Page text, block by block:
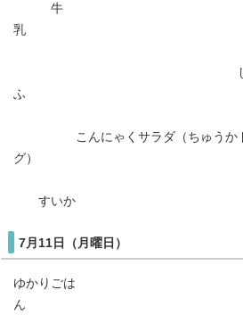
牛
しせんふうマ
こんにゃくサラダ（ちゅうかド
グ
すいか
7月11日（月曜日）
ゆかりごは
ん